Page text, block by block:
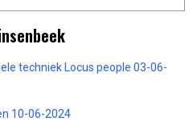
techniek Locus people 03-06-
10-06-2024